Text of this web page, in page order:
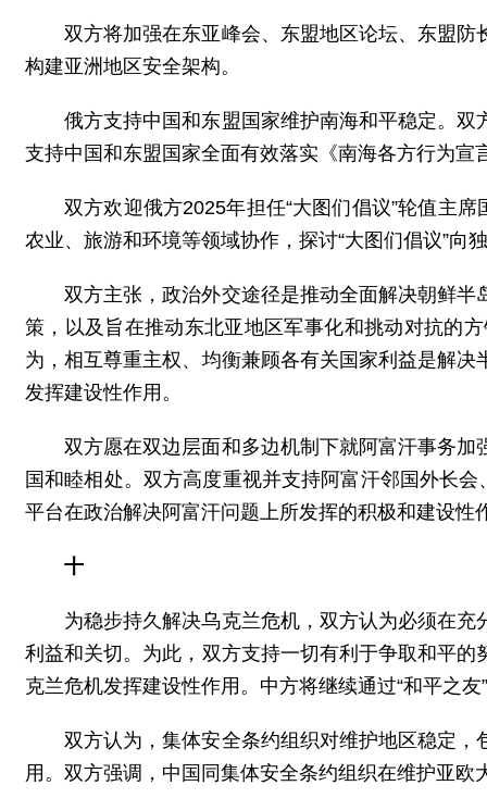
双方将加强在东亚峰会、东盟地区论坛、东盟
构建亚洲地区安全架构。
俄方支持中国和东盟国家维护南海和平稳定。
支持中国和东盟国家全面有效落实《南海各方行为宣
双方欢迎俄方2025年担任“大图们倡议”轮值主
农业、旅游和环境等领域协作，探讨“大图们倡议”向
双方主张，政治外交途径是推动全面解决朝鲜
策，以及旨在推动东北亚地区军事化和挑动对抗的
为，相互尊重主权、均衡兼顾各有关国家利益是解
发挥建设性作用。
双方愿在双边层面和多边机制下就阿富汗事务
国和睦相处。双方高度重视并支持阿富汗邻国外长
平台在政治解决阿富汗问题上所发挥的积极和建设性
十
为稳步持久解决乌克兰危机，双方认为必须在
利益和关切。为此，双方支持一切有利于争取和平
克兰危机发挥建设性作用。中方将继续通过“和平之
双方认为，集体安全条约组织对维护地区稳定
用。双方强调，中国同集体安全条约组织在维护亚